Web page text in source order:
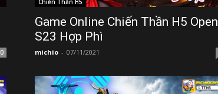
0
Chiến Thần H5
Game Online Chiến Thần H5 Open
S23 Hợp Phì
michio - 07/11/2021